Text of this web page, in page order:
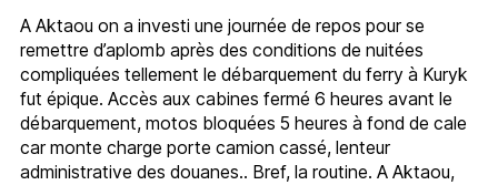
A Aktaou on a investi une journée de repos pour se
remettre d’aplomb après des conditions de nuitées
compliquées tellement le débarquement du ferry à Kuryk
fut épique. Accès aux cabines fermé 6 heures avant le
débarquement, motos bloquées 5 heures à fond de cale
car monte charge porte camion cassé, lenteur
administrative des douanes.. Bref, la routine. A Aktaou,